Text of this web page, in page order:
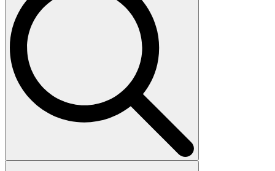
Search